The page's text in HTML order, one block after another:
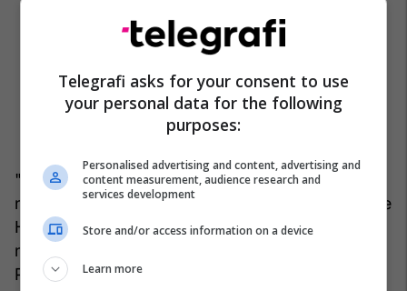
"Aktualisht ky mesazh ka kuptim, sepse siç dihet,
në Ballkanin Perëndimor e konkretisht në Bosnjë e
Hercegovinë, Mal të Zi , Maqedoninë e Veriut dhe
në Kosovë, ka një rritje të tensioneve ndëretnike.
Politikanë të caktuar në këto vende për kapital të
Telegrafi asks for your consent to use
your personal data for the following
purposes:
Personalised advertising and content, advertising and
content measurement, audience research and
services development
Store and/or access information on a device
Learn more